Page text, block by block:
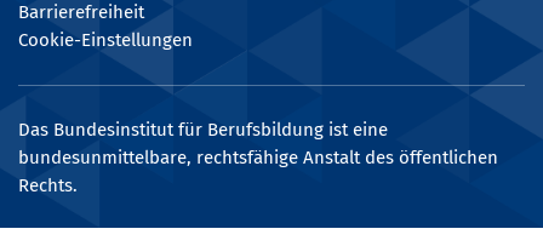
Barrierefreiheit
Cookie-Einstellungen
Das Bundesinstitut für Berufsbildung ist eine
bundesunmittelbare, rechtsfähige Anstalt des öffentlichen
Rechts.